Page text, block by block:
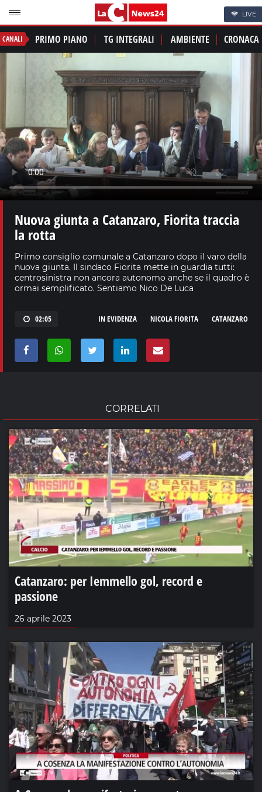
LIVE
CANALI PRIMO PIANO TG INTEGRALI AMBIENTE CRONACA
Nuova giunta a Catanzaro, Fiorita traccia
la rotta
Primo consiglio comunale a Catanzaro dopo il varo della
nuova giunta. Il sindaco Fiorita mette in guardia tutti:
centrosinistra non ancora autonomo anche se il quadro è
ormai semplificato. Sentiamo Nico De Luca
02:05 CATANZARO
NICOLA FIORITA
IN EVIDENZA
CORRELATI
Catanzaro: per Iemmello gol, record e
passione
26 aprile 2023